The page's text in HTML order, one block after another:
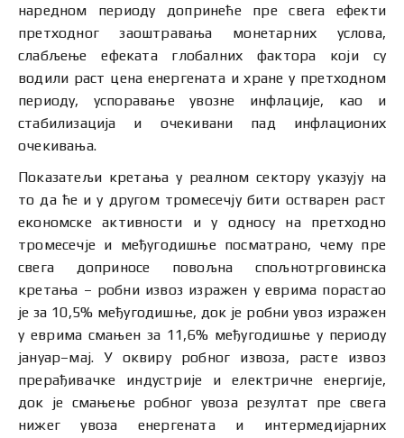
наредном периоду допринеће пре свега ефекти
претходног заоштравања монетарних услова,
слабљење ефеката глобалних фактора који су
водили раст цена енергената и хране у претходном
периоду, успоравање увозне инфлације, као и
стабилизација и очекивани пад инфлационих
очекивања.
Показатељи кретања у реалном сектору указују на
то да ће и у другом тромесечју бити остварен раст
економске активности и у односу на претходно
тромесечје и међугодишње посматрано, чему пре
свега доприносе повољна спољнотрговинска
кретања – робни извоз изражен у еврима порастао
је за 10,5% међугодишње, док је робни увоз изражен
у еврима смањен за 11,6% међугодишње у периоду
јануар–мај. У оквиру робног извоза, расте извоз
прерађивачке индустрије и електричне енергије,
док је смањење робног увоза резултат пре свега
нижег увоза енергената и интермедијарних